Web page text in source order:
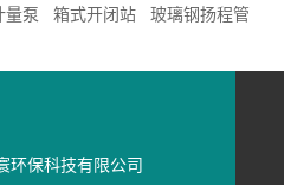
量泵 箱式开闭站 玻璃钢扬程管
环保科技有限公司